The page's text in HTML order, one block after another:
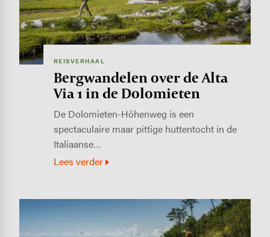
REISVERHAAL
Bergwandelen over de Alta
Via 1 in de Dolomieten
De Dolomieten-Höhenweg is een
spectaculaire maar pittige huttentocht in de
Italiaanse…
Lees verder